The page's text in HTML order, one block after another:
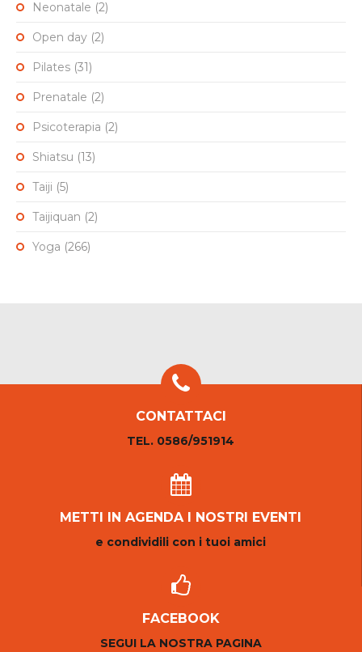
Neonatale (2)
Open day (2)
Pilates (31)
Prenatale (2)
Psicoterapia (2)
Shiatsu (13)
Taiji (5)
Taijiquan (2)
Yoga (266)
CONTATTACI
TEL. 0586/951914
METTI IN AGENDA I NOSTRI EVENTI
e condividili con i tuoi amici
FACEBOOK
SEGUI LA NOSTRA PAGINA